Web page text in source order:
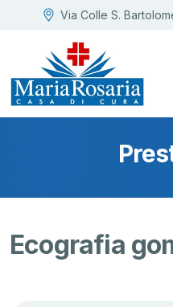
Via Colle S.
Ecografia